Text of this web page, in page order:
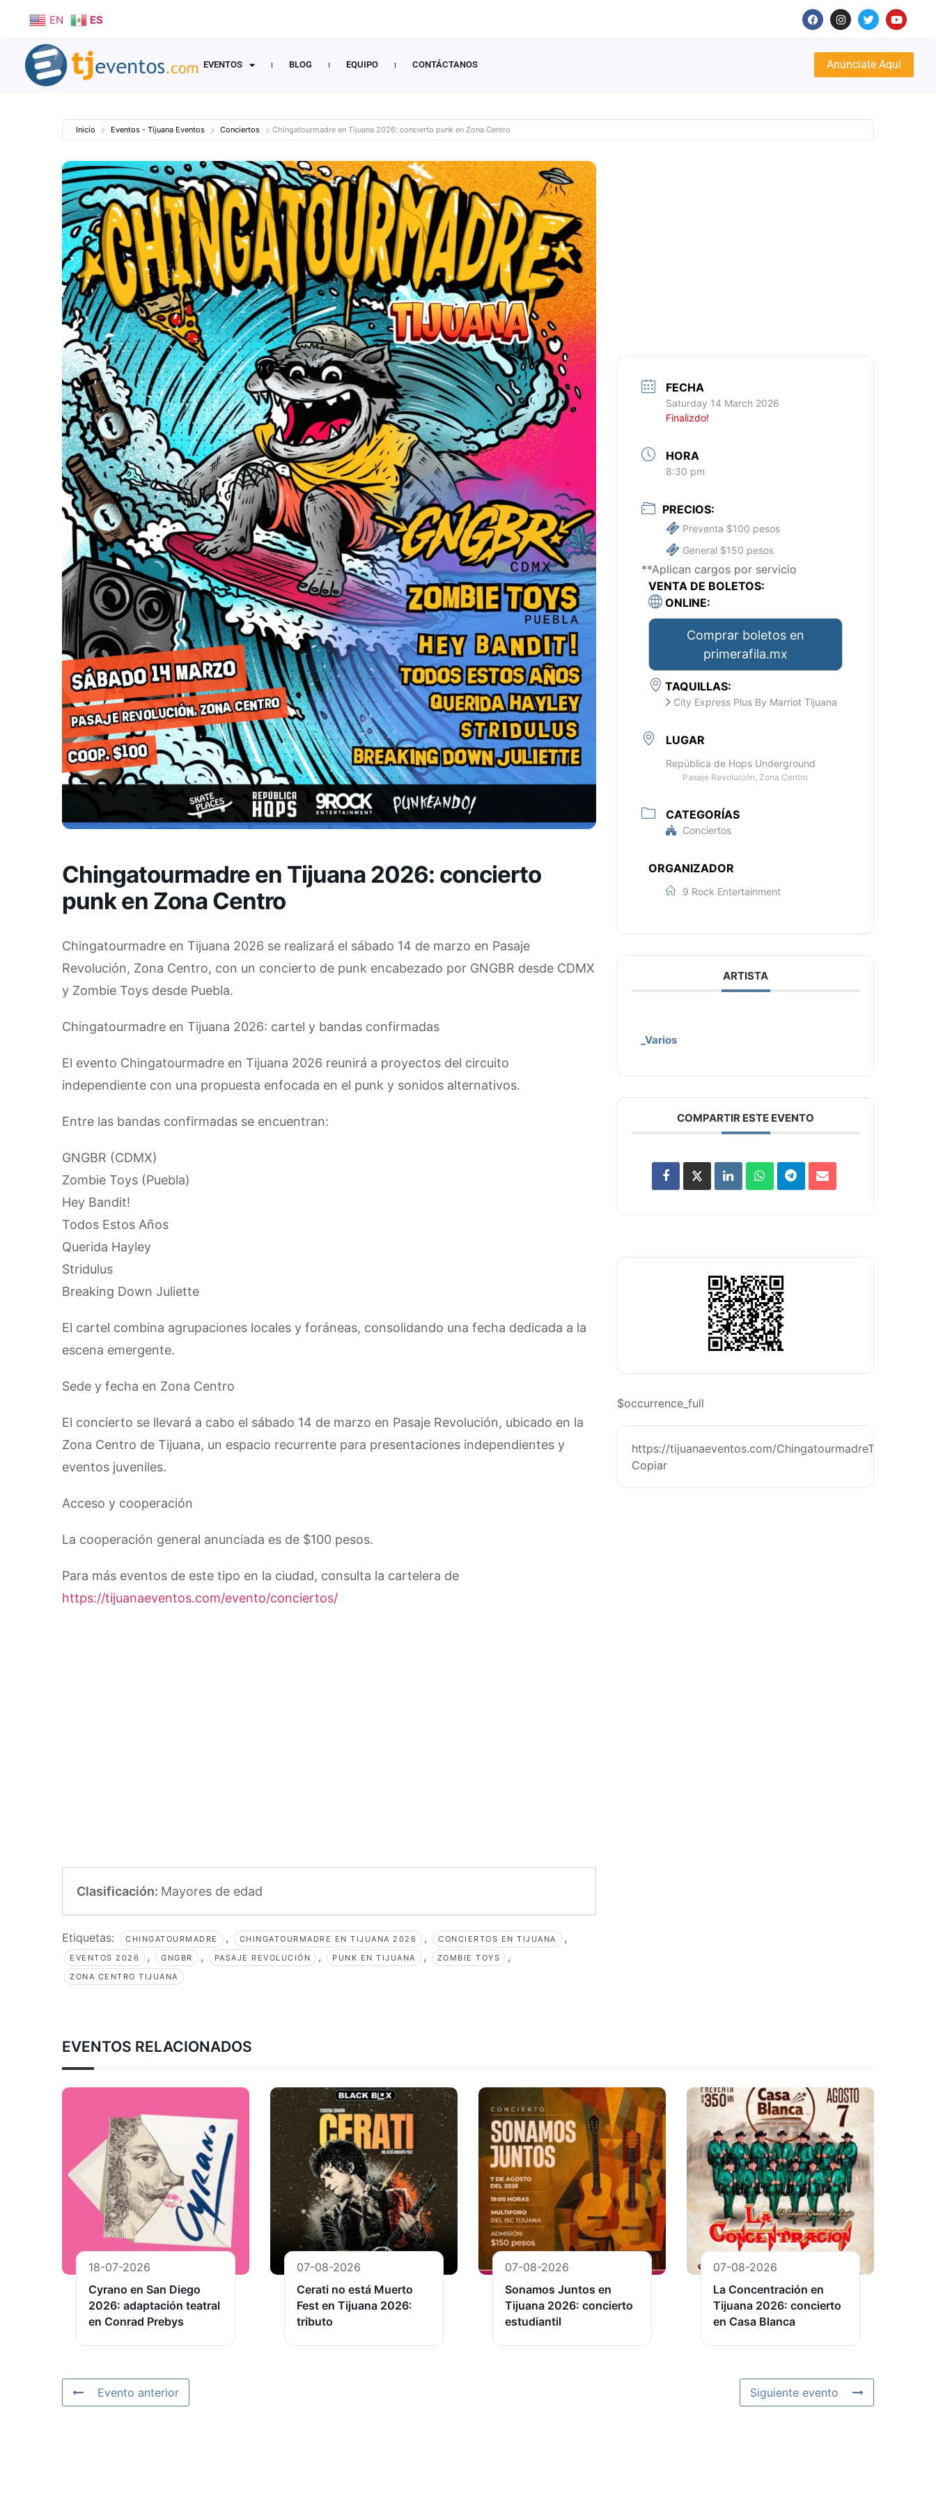
EN ES
EVENTOS BLOG EQUIPO CONTÁCTANOS Anúnciate Aquí
Inicio Eventos - Tijuana Eventos Conciertos Chingatourmadre en Tijuana 2026: concierto punk en Zona Centro
Chingatourmadre en Tijuana 2026: concierto
punk en Zona Centro
Chingatourmadre en Tijuana 2026 se realizará el sábado 14 de marzo en Pasaje
Revolución, Zona Centro, con un concierto de punk encabezado por GNGBR desde CDMX
y Zombie Toys desde Puebla.
Chingatourmadre en Tijuana 2026: cartel y bandas confirmadas
El evento Chingatourmadre en Tijuana 2026 reunirá a proyectos del circuito
independiente con una propuesta enfocada en el punk y sonidos alternativos.
Entre las bandas confirmadas se encuentran:
GNGBR (CDMX)
Zombie Toys (Puebla)
Hey Bandit!
Todos Estos Años
Querida Hayley
Stridulus
Breaking Down Juliette
El cartel combina agrupaciones locales y foráneas, consolidando una fecha dedicada a la
escena emergente.
Sede y fecha en Zona Centro
El concierto se llevará a cabo el sábado 14 de marzo en Pasaje Revolución, ubicado en la
Zona Centro de Tijuana, un espacio recurrente para presentaciones independientes y
eventos juveniles.
Acceso y cooperación
La cooperación general anunciada es de $100 pesos.
Para más eventos de este tipo en la ciudad, consulta la cartelera de
https://tijuanaeventos.com/evento/conciertos/
Clasificación: Mayores de edad
Etiquetas: CHINGATOURMADRE , CHINGATOURMADRE EN TIJUANA 2026 , CONCIERTOS EN TIJUANA ,
EVENTOS 2026 , GNGBR , PASAJE REVOLUCIÓN , PUNK EN TIJUANA , ZOMBIE TOYS ,
ZONA CENTRO TIJUANA
FECHA
Saturday 14 March 2026
Finalizdo!
HORA
8:30 pm
PRECIOS:
Preventa $100 pesos
General $150 pesos
**Aplican cargos por servicio
VENTA DE BOLETOS:
ONLINE:
Comprar boletos en
primerafila.mx
TAQUILLAS:
City Express Plus By Marriot Tijuana
LUGAR
República de Hops Underground
Pasaje Revolución, Zona Centro
CATEGORÍAS
Conciertos
ORGANIZADOR
9 Rock Entertainment
ARTISTA
_Varios
COMPARTIR ESTE EVENTO
$occurrence_full
https://tijuanaeventos.com/ChingatourmadreTj26
Copiar
EVENTOS RELACIONADOS
18-07-2026
Cyrano en San Diego
2026: adaptación teatral
en Conrad Prebys
07-08-2026
Cerati no está Muerto
Fest en Tijuana 2026:
tributo
07-08-2026
Sonamos Juntos en
Tijuana 2026: concierto
estudiantil
07-08-2026
La Concentración en
Tijuana 2026: concierto
en Casa Blanca
Evento anterior Siguiente evento